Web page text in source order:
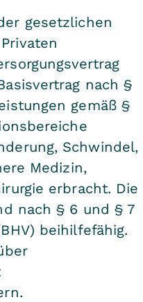
gesetzlichen
nach §
gemäß §
Schwindel,
Medizin,
erbracht. Die
nach § 6 und § 7
beihilfefähig.